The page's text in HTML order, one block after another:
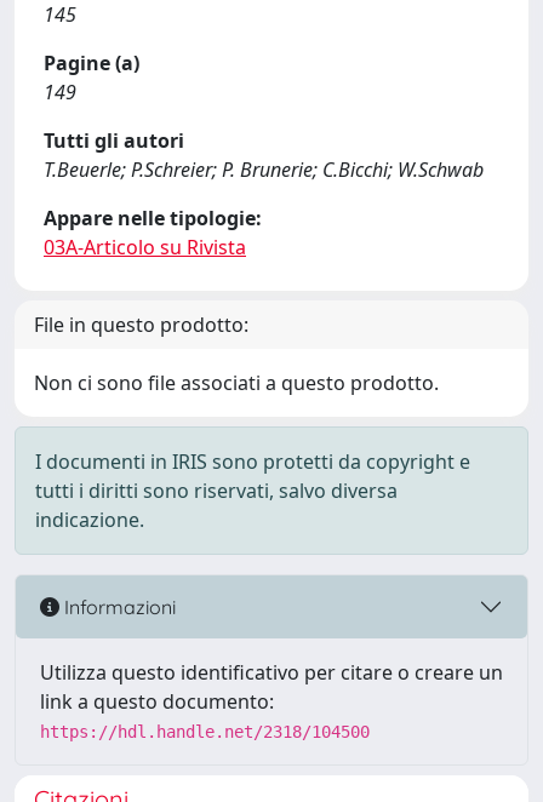
145
Pagine (a)
149
Tutti gli autori
T.Beuerle; P.Schreier; P. Brunerie; C.Bicchi; W.Schwab
Appare nelle tipologie:
03A-Articolo su Rivista
File in questo prodotto:
Non ci sono file associati a questo prodotto.
I documenti in IRIS sono protetti da copyright e
tutti i diritti sono riservati, salvo diversa
indicazione.
Informazioni
Utilizza questo identificativo per citare o creare un
link a questo documento:
https://hdl.handle.net/2318/104500